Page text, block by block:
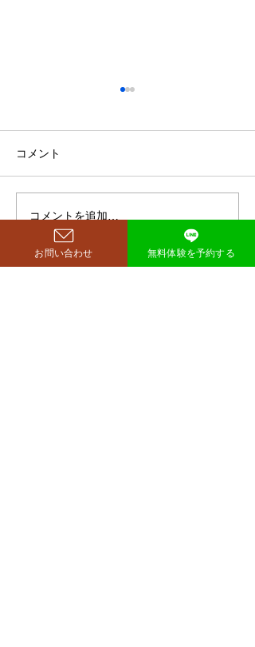
空気階段・鈴木もぐらさん
重123キロから85キロへ、マ
イナス38キロのダイエットに
成功したと話題になっていま
す。 その劇的な変化にオード
リー・若林正恭さんも驚きを
コメント
コメントを追加…
お問い合わせ 無料体験を予約する